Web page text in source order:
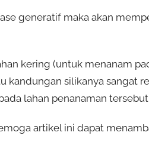
generatif maka akan
kering (untuk menanam
kandungan silikanya sangat
lahan penanaman tersebut.
artikel ini dapat